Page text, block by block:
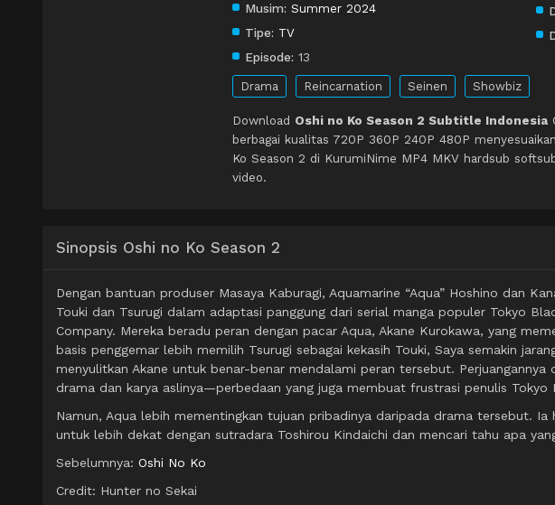
Musim: Summer 2024
Tipe: TV
Episode: 13
Drama Reincarnation Seinen Showbiz
Download Oshi no Ko Season 2 Subtitle Indonesia
berbagai kualitas 720P 360P 240P 480P
Ko Season 2 di KurumiNime MP4 MKV hardsub
video.
Sinopsis Oshi no Ko Season 2
Dengan bantuan produser Masaya Kaburagi, Aquamarine “Aqua” Hoshino dan
Touki dan Tsurugi dalam adaptasi panggung dari serial manga populer Tokyo
Company. Mereka beradu peran dengan pacar Aqua, Akane Kurokawa, yang
basis penggemar lebih memilih Tsurugi sebagai kekasih Touki, Saya semakin
menyulitkan Akane untuk benar-benar mendalami peran tersebut.
drama dan karya aslinya—perbedaan yang juga membuat frustrasi penulis Tokyo
Namun, Aqua lebih mementingkan tujuan pribadinya daripada drama tersebut. Ia
untuk lebih dekat dengan sutradara Toshirou Kindaichi dan mencari tahu apa
Sebelumnya: Oshi No Ko
Credit: Hunter no Sekai